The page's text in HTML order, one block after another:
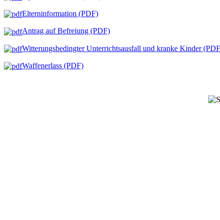
Elterninformation (PDF)
Antrag auf Befreiung (PDF)
Witterungsbedingter Unterrichtsausfall und kranke Kinder
Waffenerlass (PDF)